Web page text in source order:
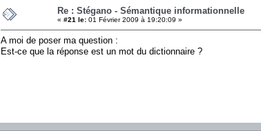
Re : Stégano - Sémantique informationnelle
« #21 le: 01 Février 2009 à 19:20:09 »
A moi de poser ma question :
Est-ce que la réponse est un mot du dictionnaire ?